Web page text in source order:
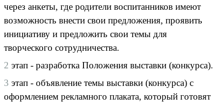
через анкеты, где родители воспитанников имеют
возможность внести свои предложения, проявить
инициативу и предложить свои темы для
творческого сотрудничества.
2 этап - разработка Положения выставки (конкурса).
3 этап - объявление темы выставки (конкурса) с
оформлением рекламного плаката, который готовят